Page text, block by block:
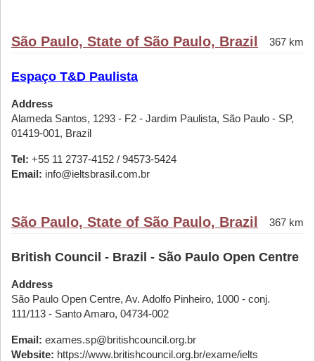
São Paulo, State of São Paulo, Brazil 367 km
Espaço T&D Paulista
Address
Alameda Santos, 1293 - F2 - Jardim Paulista, São Paulo - SP,
01419-001, Brazil
Tel: +55 11 2737-4152 / 94573-5424
Email: info@ieltsbrasil.com.br
São Paulo, State of São Paulo, Brazil 367 km
British Council - Brazil - São Paulo Open Centre
Address
São Paulo Open Centre, Av. Adolfo Pinheiro, 1000 - conj.
111/113 - Santo Amaro, 04734-002
Email: exames.sp@britishcouncil.org.br
Website: https://www.britishcouncil.org.br/exame/ielts